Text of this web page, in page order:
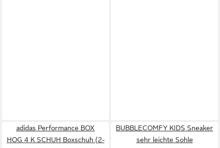
adidas Performance BOX
HOG 4 K SCHUH Boxschuh (2-
BUBBLECOMFY KIDS Sneaker
sehr leichte Sohle